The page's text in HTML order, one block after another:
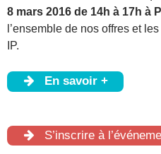
8 mars 2016 de 14h à 17h à
l’ensemble de nos offres et
IP.
En savoir +
S’inscrire à